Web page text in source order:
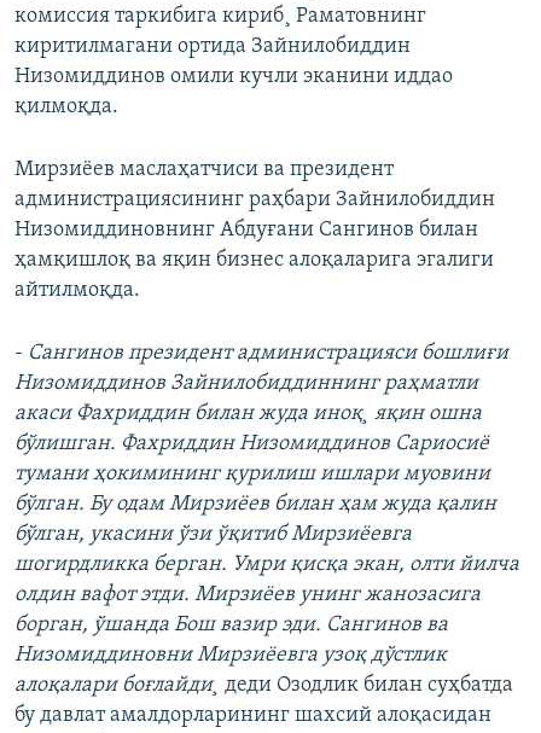
комиссия таркибига кириб¸ Раматовнинг
киритилмагани ортида Зайнилобиддин
Низомиддинов омили кучли эканини иддао
қилмоқда.
Мирзиëев маслаҳатчиси ва президент
администрациясининг раҳбари Зайнилобиддин
Низомиддиновнинг Абдуғани Сангинов билан
ҳамқишлоқ ва яқин бизнес алоқаларига эгалиги
айтилмоқда.
- Сангинов президент администрацияси бошлиғи
Низомиддинов Зайнилобиддиннинг раҳматли
акаси Фахриддин билан жуда иноқ¸ яқин ошна
бўлишган. Фахриддин Низомиддинов Сариосиё
тумани ҳокимининг қурилиш ишлари муовини
бўлган. Бу одам Мирзиёев билан ҳам жуда қалин
бўлган, укасини ўзи ўқитиб Мирзиёевга
шогирдликка берган. Умри қисқа экан, олти йилча
олдин вафот этди. Мирзиёев унинг жанозасига
борган, ўшанда Бош вазир эди. Сангинов ва
Низомиддиновни Мирзиëевга узоқ дўстлик
алоқалари боғлайди¸ деди Озодлик билан суҳбатда
бу давлат амалдорларининг шахсий алоқасидан